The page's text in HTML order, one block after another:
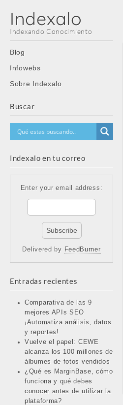
Indexalo
Indexando Conocimiento
Main
menu
Skip
content
Blog
Infowebs
Sobre Indexalo
Buscar
Indexalo en tu correo
Enter your email address:
Delivered by FeedBurner
Entradas recientes
Comparativa de las 9
mejores APIs SEO
¡Automatiza análisis, datos
y reportes!
Vuelve el papel: CEWE
alcanza los 100 millones de
álbumes de fotos vendidos
¿Qué es MarginBase, cómo
funciona y qué debes
conocer antes de utilizar la
plataforma?